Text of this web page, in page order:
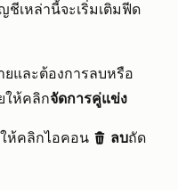
ชีเหล่านี้จะเริ่มเติมฟีด
และต้องการลบหรือ
ให้คลิกจัดการคู่แข่ง
ห้คลิกไอคอน delete ลบถัด